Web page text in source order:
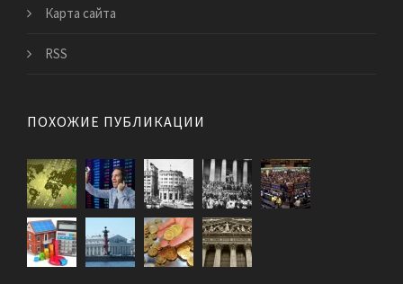
Карта сайта
RSS
ПОХОЖИЕ ПУБЛИКАЦИИ